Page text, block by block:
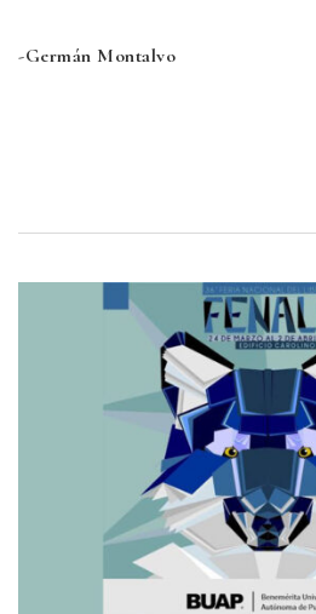
-Germán Montalvo